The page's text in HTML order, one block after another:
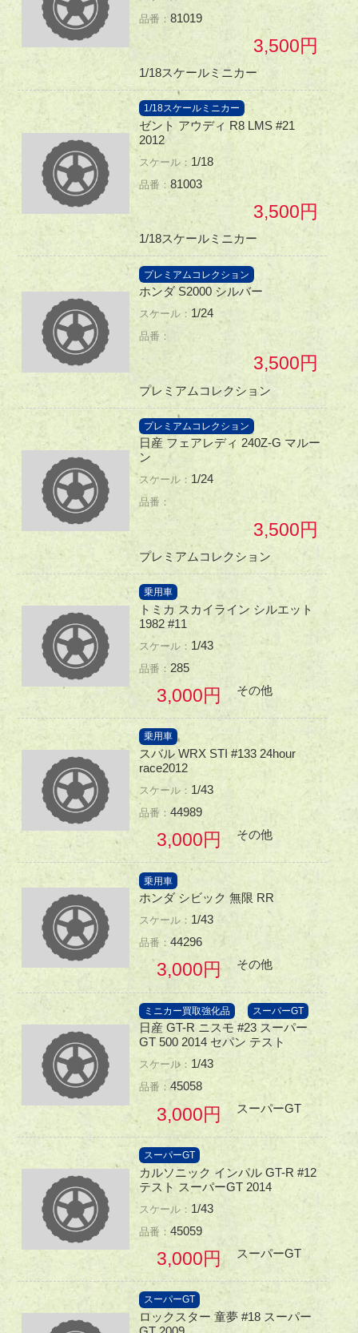
81019
3,500
1/18スケールミニカー
1/18スケールミニカー
ゼント アウディ R8 LMS #21
2012
1/18
81003
3,500
1/18スケールミニカー
プレミアムコレクション
ホンダ S2000 シルバー
1/24
3,500
プレミアムコレクション
プレミアムコレクション
日産 フェアレディ 240Z-G マルー
ン
1/24
3,500
プレミアムコレクション
乗用車
トミカ スカイライン シルエット
1982 #11
1/43
285
3,000 その他
乗用車
スバル WRX STI #133 24hour
race2012
1/43
44989
3,000 その他
乗用車
ホンダ シビック 無限 RR
1/43
44296
3,000 その他
ミニカー買取強化品 スーパーGT
日産 GT-R ニスモ #23 スーパー
GT 500 2014 セパン テスト
1/43
45058
3,000 スーパーGT
スーパーGT
カルソニック インパル GT-R #12
テスト スーパーGT 2014
1/43
45059
3,000 スーパーGT
スーパーGT
ロックスター 童夢 #18 スーパー